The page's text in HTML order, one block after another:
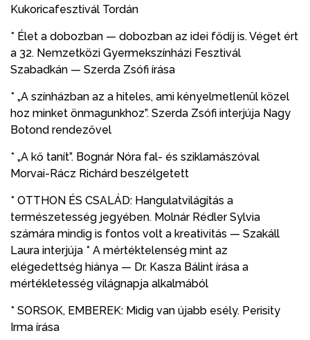
Kukoricafesztivál Tordán
* Élet a dobozban — dobozban az idei fődíj is. Véget ért
a 32. Nemzetközi Gyermekszínházi Fesztivál
Szabadkán — Szerda Zsófi írása
* „A színházban az a hiteles, ami kényelmetlenül közel
hoz minket önmagunkhoz”. Szerda Zsófi interjúja Nagy
Botond rendezővel
* „A kő tanít”. Bognár Nóra fal- és sziklamászóval
Morvai-Rácz Richárd beszélgetett
* OTTHON ÉS CSALÁD: Hangulatvilágítás a
természetesség jegyében. Molnár Rédler Sylvia
számára mindig is fontos volt a kreativitás — Szakáll
Laura interjúja * A mértéktelenség mint az
elégedettség hiánya — Dr. Kasza Bálint írása a
mértékletesség világnapja alkalmából
* SORSOK, EMBEREK: Midig van újabb esély. Perisity
Irma írása